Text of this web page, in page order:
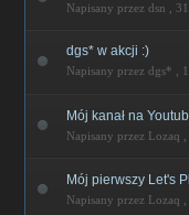
Napisany przez dsn ,
dgs* w akcji :)
Napisany przez dgs* ,
Mój kanał na
Napisany przez Lozaq ,
Mój pierwszy Let's
Napisany przez Lozaq ,